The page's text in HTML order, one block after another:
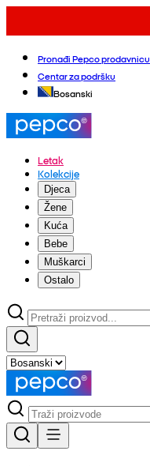
Pronađi Pepco prodavnicu
Centar za podršku
Bosanski
Letak
Kolekcije
Djeca
Žene
Kuća
Bebe
Muškarci
Ostalo